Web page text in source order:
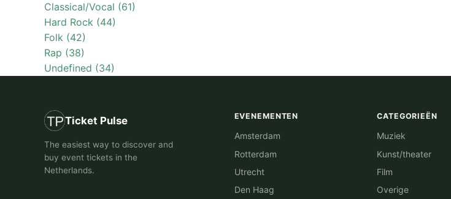
Classical/Vocal (61)
Hard Rock (44)
Folk (42)
Rap (38)
Undefined (34)
Ticket Pulse
The easiest way to discover and
buy event tickets in the
Netherlands.
EVENEMENTEN
Amsterdam
Rotterdam
Utrecht
Den Haag
CATEGORIEËN
Muziek
Kunst/theater
Film
Overige